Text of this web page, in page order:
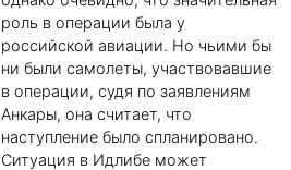
роль в операции была у
российской авиации. Но чьими бы
ни были самолеты, участвовавшие
в операции, судя по заявлениям
Анкары, она считает, что
наступление было спланировано.
Ситуация в Идлибе может